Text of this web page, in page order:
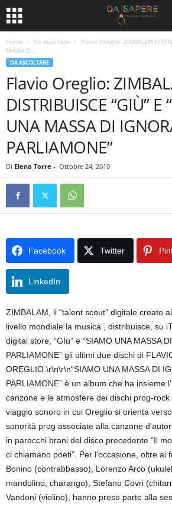
Home Da ascoltare
Flavio Oreglio: ZIMBALAM
MASSA DI...
DA ASCOLTARE
Flavio Oreglio:
DISTRIBUISCE “GIÙ” E
UNA MASSA DI
PARLIAMONE”
Di Elena Torre - Ottobre 24, 2010
Facebook Twitter
LinkedIn
ZIMBALAM, il “talent scout” digitale creato
livello mondiale la musica , distribuisce, su
digital store, “GIù” e “SIAMO UNA MASSA
PARLIAMONE” gli ultimi due dischi di
OREGLIO.\r\n\r\n“SIAMO UNA MASSA DI
PARLIAMONE” è un album che ha insieme
canzone e le atmosfere dei dischi prog-rock
viaggio sonoro in cui Oreglio si orienta
sonorità prog associate alla canzone
in parecchi brani del disco precedente “Il
ci chiamano poeti”. Per l’occasione, oltre ai
Bonino (contrabbasso), Lorenzo Arco
mandolino, charango), Stefano Covri
Vandoni (violino), hanno preso parte alla